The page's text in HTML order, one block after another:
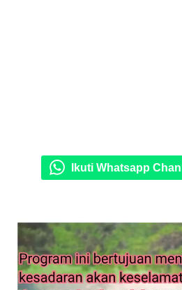
Ikuti Whatsapp